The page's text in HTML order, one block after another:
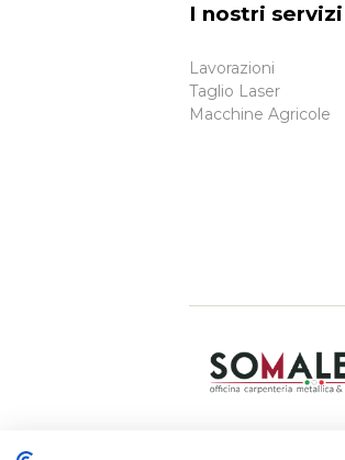
I nostri servizi
Lavorazioni
Taglio Laser
Macchine Agricole